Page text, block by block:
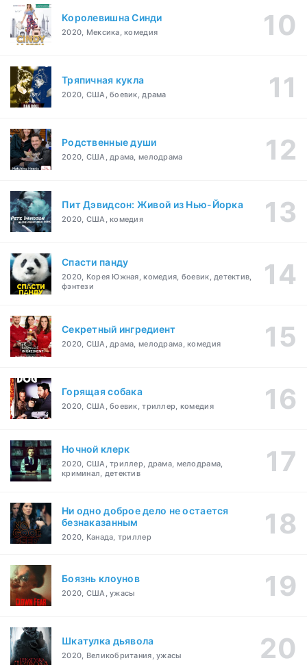
Королевишна Синди
2020, Мексика, комедия
Тряпичная кукла
2020, США, боевик, драма
Родственные души
2020, США, драма, мелодрама
Пит Дэвидсон: Живой из Нью-Йорка
2020, США, комедия
Спасти панду
2020, Корея Южная, комедия, боевик, детектив,
фэнтези
Секретный ингредиент
2020, США, драма, мелодрама, комедия
Горящая собака
2020, США, боевик, триллер, комедия
Ночной клерк
2020, США, триллер, драма, мелодрама,
криминал, детектив
Ни одно доброе дело не остается
безнаказанным
2020, Канада, триллер
Боязнь клоунов
2020, США, ужасы
Шкатулка дьявола
2020, Великобритания, ужасы